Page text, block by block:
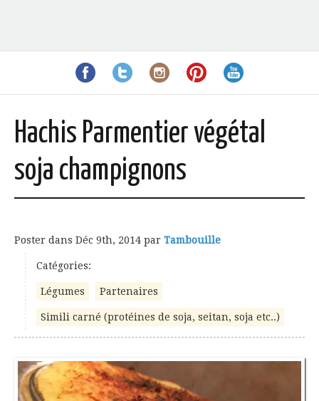
Hachis Parmentier végétal
soja champignons
Poster dans Déc 9th, 2014 par Tambouille
Catégories:
Légumes Partenaires
Simili carné (protéines de soja, seitan, soja etc..)